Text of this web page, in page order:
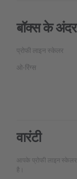
बॉक्स के अंदर
प्रोफी लाइन स्केलर
ओ-रिंग्स
वारंटी
आपके प्रोफी लाइन स्केलर
है।